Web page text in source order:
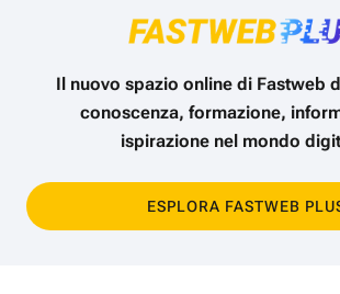
Il nuovo spazio online di Fastweb
conoscenza, formazione,
ispirazione nel mondo
ESPLORA FASTWEB